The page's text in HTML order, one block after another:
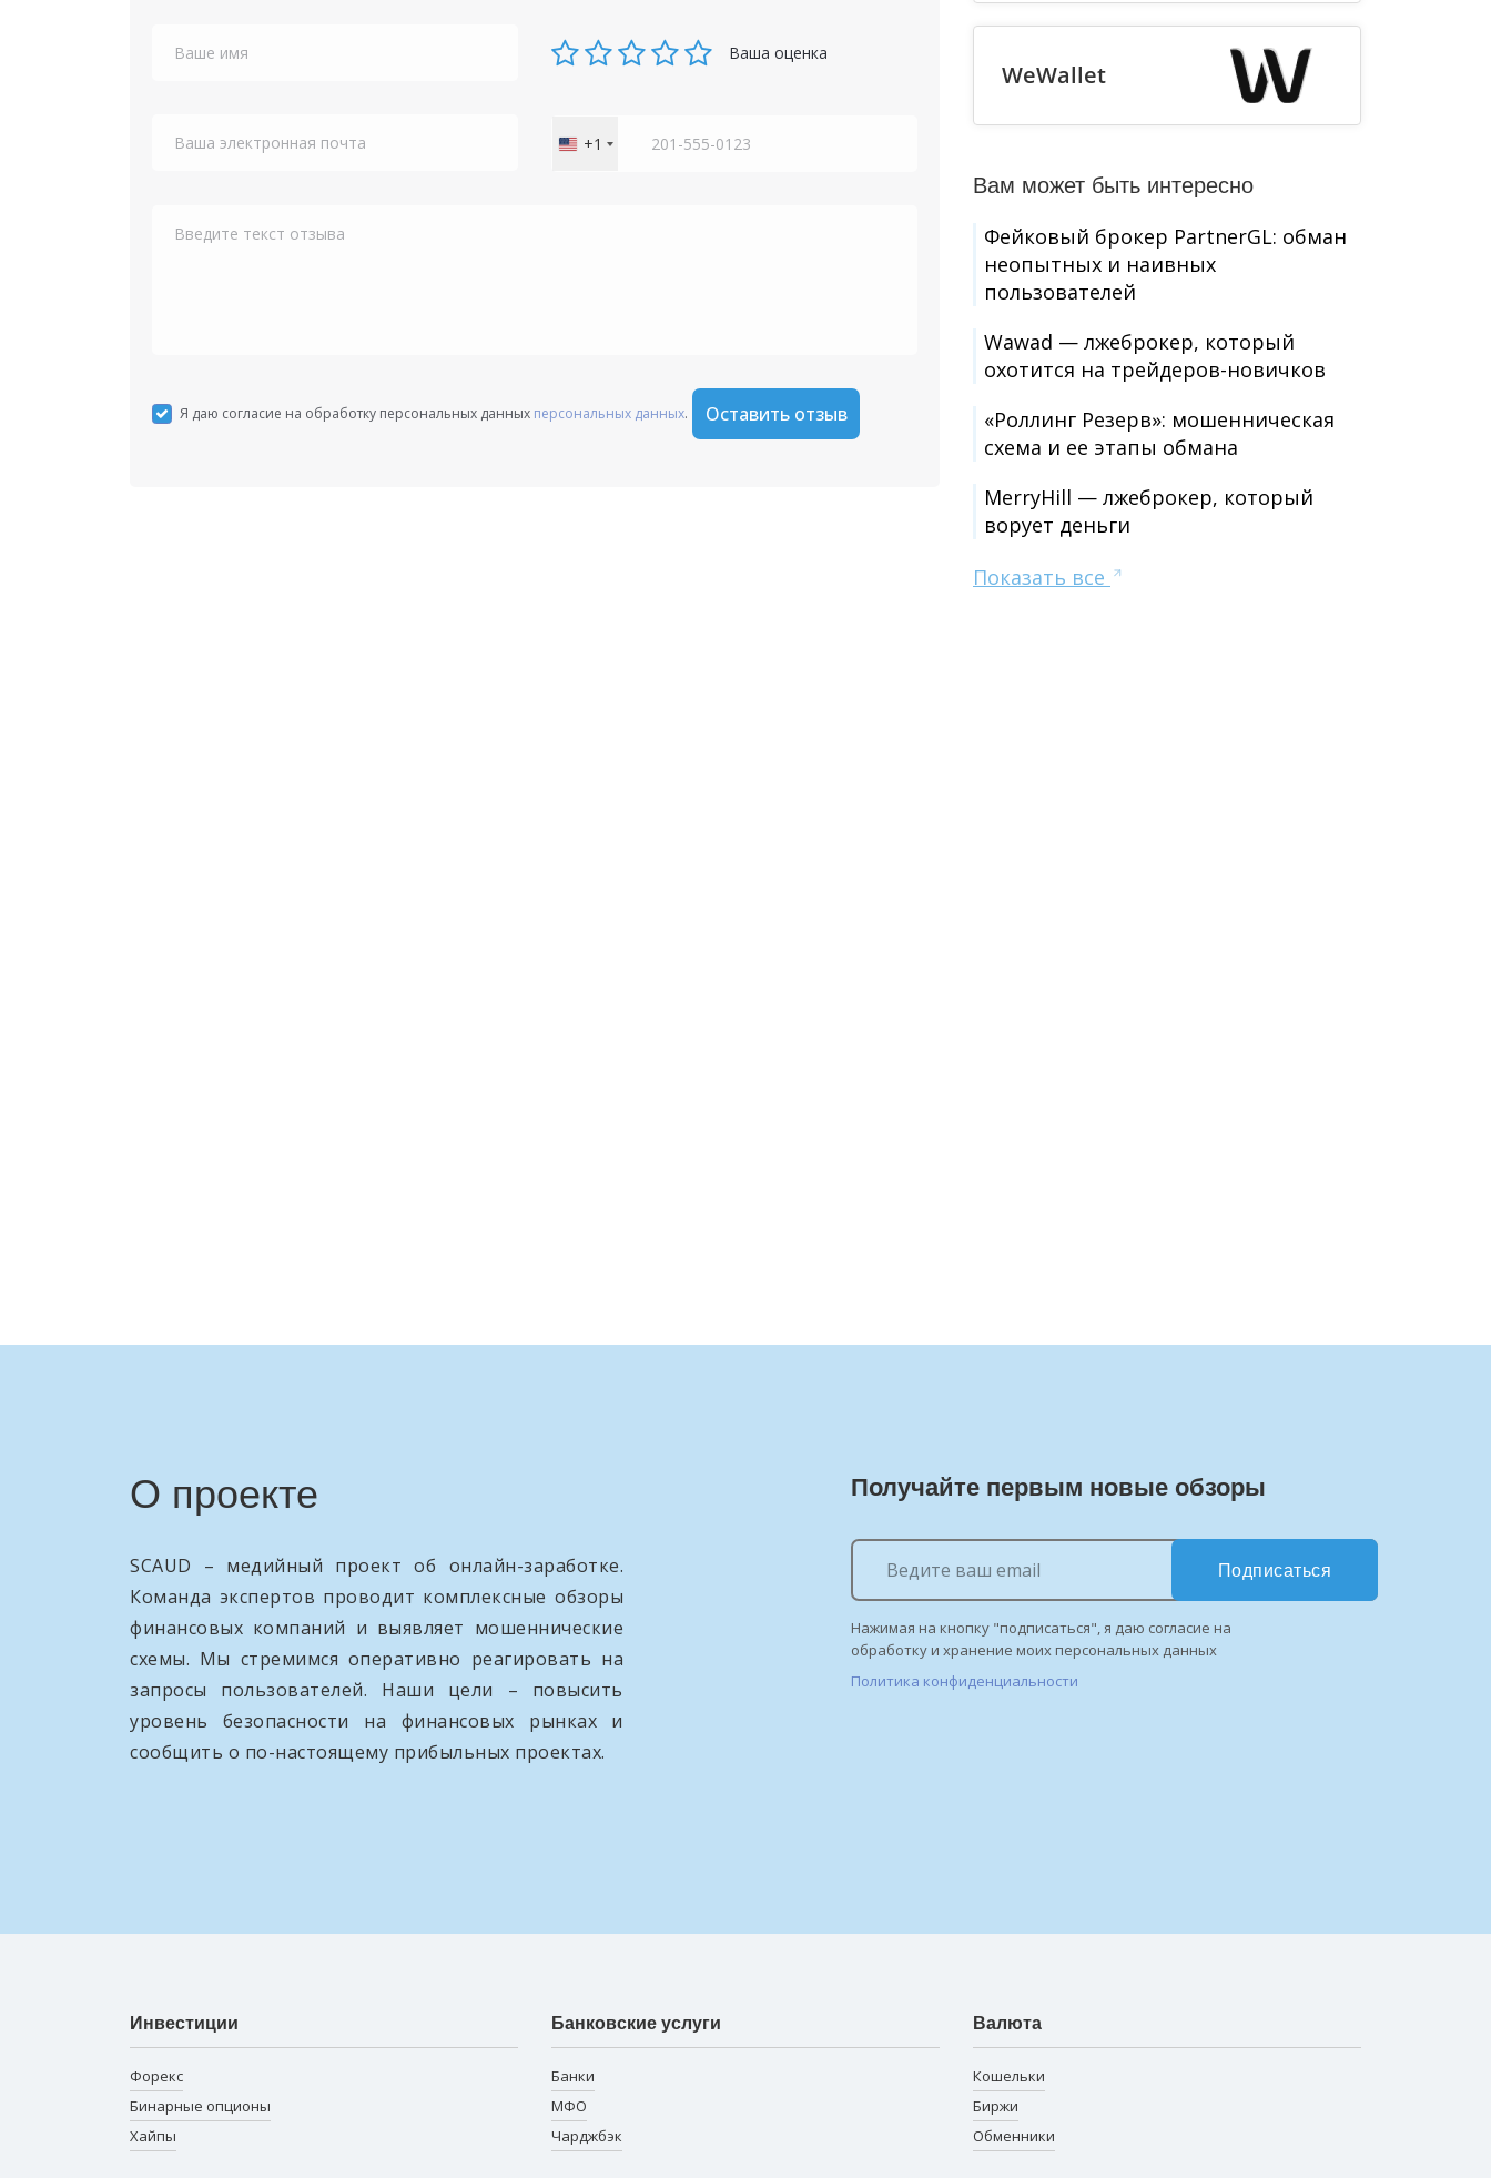
Ваша оценка
United
+1
Я даю согласие на обработку персональных данных персональных данных. Оставить отзыв
WeWallet
Вам может быть интересно
Фейковый брокер PartnerGL: обман
неопытных и наивных
пользователей
Wawad — лжеброкер, который
охотится на трейдеров-новичков
«Роллинг Резерв»: мошенническая
схема и ее этапы обмана
MerryHill — лжеброкер, который
ворует деньги
Показать все
О проекте
SCAUD – медийный проект об онлайн-заработке.
Команда экспертов проводит комплексные обзоры
финансовых компаний и выявляет мошеннические
схемы. Мы стремимся оперативно реагировать на
запросы пользователей. Наши цели – повысить
уровень безопасности на финансовых рынках и
сообщить о по-настоящему прибыльных проектах.
Получайте первым новые обзоры
Подписаться
Нажимая на кнопку "подписаться", я даю согласие на
обработку и хранение моих персональных данных
Политика конфиденциальности
Инвестиции
Форекс
Бинарные опционы
Хайпы
Банковские услуги
Банки
МФО
Чарджбэк
Валюта
Кошельки
Биржи
Обменники